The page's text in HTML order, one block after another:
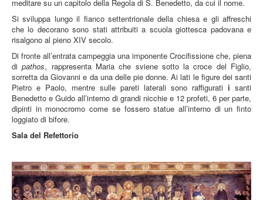
meditare su un capitolo della Regola di S. Benedetto, da cui il nome.
Si sviluppa lungo il fianco settentrionale della chiesa e gli affreschi
che lo decorano sono stati attribuiti a scuola giottesca padovana e
risalgono al pieno XIV secolo.
Di fronte all’entrata campeggia una imponente Crocifissione che, piena
dipathos, rappresenta Maria che sviene sotto la croce del Figlio,
sorretta da Giovanni e da una delle pie donne. Ai lati le figure dei santi
Pietro e Paolo, mentre sulle pareti laterali sono raffigurati i santi
Benedetto e Guido all’interno di grandi nicchie e 12 profeti, 6 per parte,
dipinti in monocromo come se fossero statue all’interno di un finto
loggiato di bifore.
Sala del Refettorio